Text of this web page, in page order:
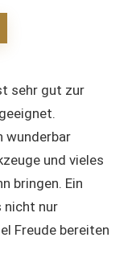
sehr gut zur
wunderbar
und vieles
bringen. Ein
nicht nur
Freude bereiten